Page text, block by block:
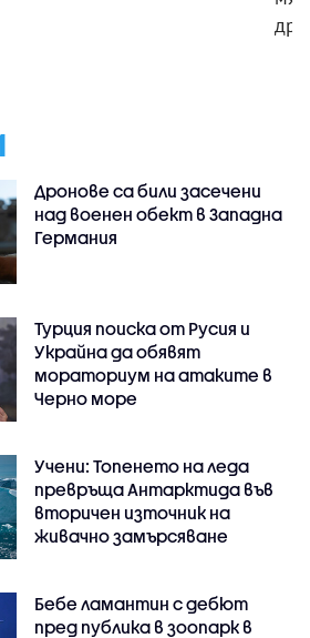
Дронове са били засечени
над военен обект в Западна
Германия
Турция поиска от Русия и
Украйна да обявят
мораториум на атаките в
Черно море
Учени: Топенето на леда
превръща Антарктида във
вторичен източник на
живачно замърсяване
Бебе ламантин с дебют
пред публика в зоопарк в